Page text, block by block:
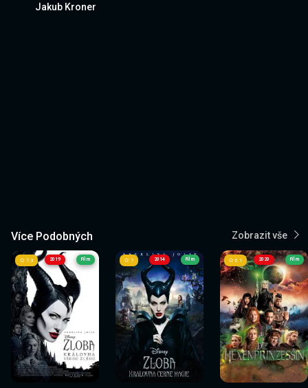
Jakub Kroner
Více Podobných Zobrazit vše
2019
Sledovat
nyní
7.3 Film
Sledovat
nyní
2014
Sledovat
nyní
7 Film
Sledovat
nyní
2020
Sledovat
nyní
6.1 Film
Sledovat
nyní